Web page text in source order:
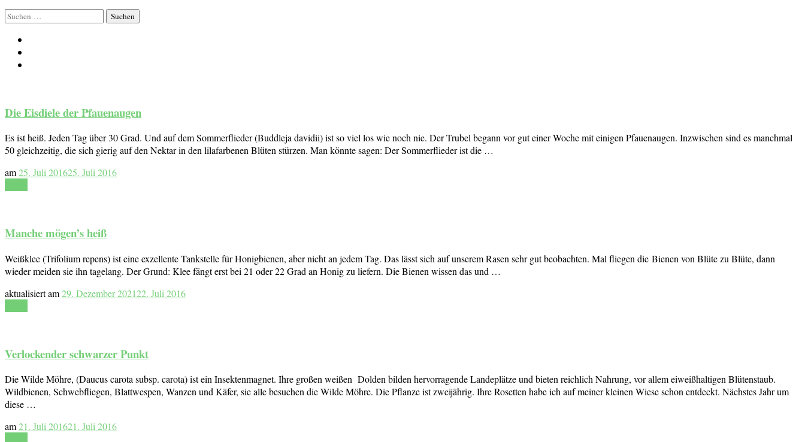
Suchen
nach:
Die Eisdiele der Pfauenaugen
Es ist heiß. Jeden Tag über 30 Grad. Und auf dem Sommerflieder (Buddleja davidii) ist so viel los wie noch nie. Der Trubel begann vor gut einer Woche mit einigen Pfauenaugen. Inzwischen sind es manchmal
50 gleichzeitig, die sich gierig auf den Nektar in den lilafarbenen Blüten stürzen. Man könnte sagen: Der Sommerflieder ist die …
am25. Juli 201625. Juli 2016
Manche mögen’s heiß
Weißklee (Trifolium repens) ist eine exzellente Tankstelle für Honigbienen, aber nicht an jedem Tag. Das lässt sich auf unserem Rasen sehr gut beobachten. Mal fliegen die Bienen von Blüte zu Blüte, dann
wieder meiden sie ihn tagelang. Der Grund: Klee fängt erst bei 21 oder 22 Grad an Honig zu liefern. Die Bienen wissen das und …
aktualisiert am29. Dezember 202122. Juli 2016
Verlockender schwarzer Punkt
Die Wilde Möhre, (Daucus carota subsp. carota) ist ein Insektenmagnet. Ihre großen weißen Dolden bilden hervorragende Landeplätze und bieten reichlich Nahrung, vor allem eiweißhaltigen Blütenstaub.
Wildbienen, Schwebfliegen, Blattwespen, Wanzen und Käfer, sie alle besuchen die Wilde Möhre. Die Pflanze ist zweijährig. Ihre Rosetten habe ich auf meiner kleinen Wiese schon entdeckt. Nächstes Jahr um
diese …
am21. Juli 201621. Juli 2016